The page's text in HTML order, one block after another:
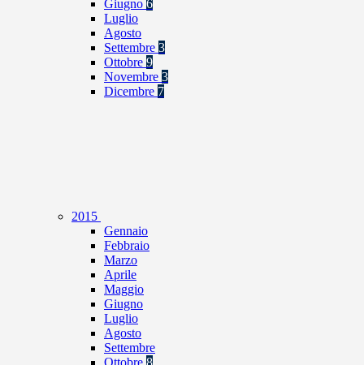
Giugno 6
Luglio
Agosto
Settembre 3
Ottobre 9
Novembre 3
Dicembre 7
2015
Gennaio
Febbraio
Marzo
Aprile
Maggio
Giugno
Luglio
Agosto
Settembre